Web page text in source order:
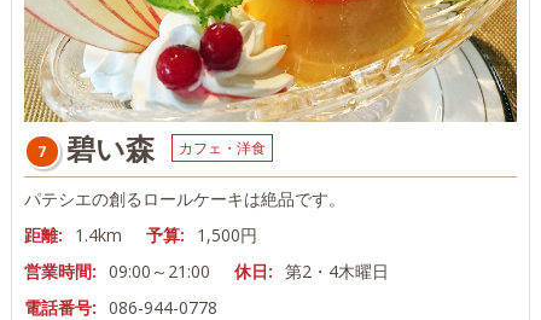
7 碧い森 カフェ・洋食
パテシエの創るロールケーキは絶品です。
距離:
1.4km 予算:
1,500円
営業時間: 09:00～21:00 休日: 第2・4木曜日
電話番号: 086-944-0778